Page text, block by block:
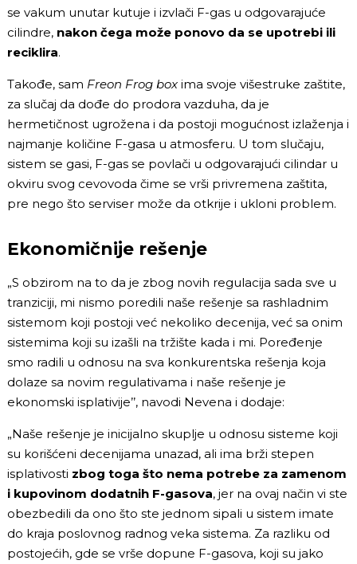
se vakum unutar kutuje i izvlači F-gas u odgovarajuće
cilindre, nakon čega može ponovo da se upotrebi ili
reciklira.
Takođe, sam Freon Frog box ima svoje višestruke zaštite,
za slučaj da dođe do prodora vazduha, da je
hermetičnost ugrožena i da postoji mogućnost izlaženja i
najmanje količine F-gasa u atmosferu. U tom slučaju,
sistem se gasi, F-gas se povlači u odgovarajući cilindar u
okviru svog cevovoda čime se vrši privremena zaštita,
pre nego što serviser može da otkrije i ukloni problem.
Ekonomičnije rešenje
„S obzirom na to da je zbog novih regulacija sada sve u
tranziciji, mi nismo poredili naše rešenje sa rashladnim
sistemom koji postoji već nekoliko decenija, već sa onim
sistemima koji su izašli na tržište kada i mi. Poređenje
smo radili u odnosu na sva konkurentska rešenja koja
dolaze sa novim regulativama i naše rešenje je
ekonomski isplativije’’, navodi Nevena i dodaje:
„Naše rešenje je inicijalno skuplje u odnosu sisteme koji
su korišćeni decenijama unazad, ali ima brži stepen
isplativosti zbog toga što nema potrebe za zamenom
i kupovinom dodatnih F-gasova, jer na ovaj način vi ste
obezbedili da ono što ste jednom sipali u sistem imate
do kraja poslovnog radnog veka sistema. Za razliku od
postojećih, gde se vrše dopune F-gasova, koji su jako